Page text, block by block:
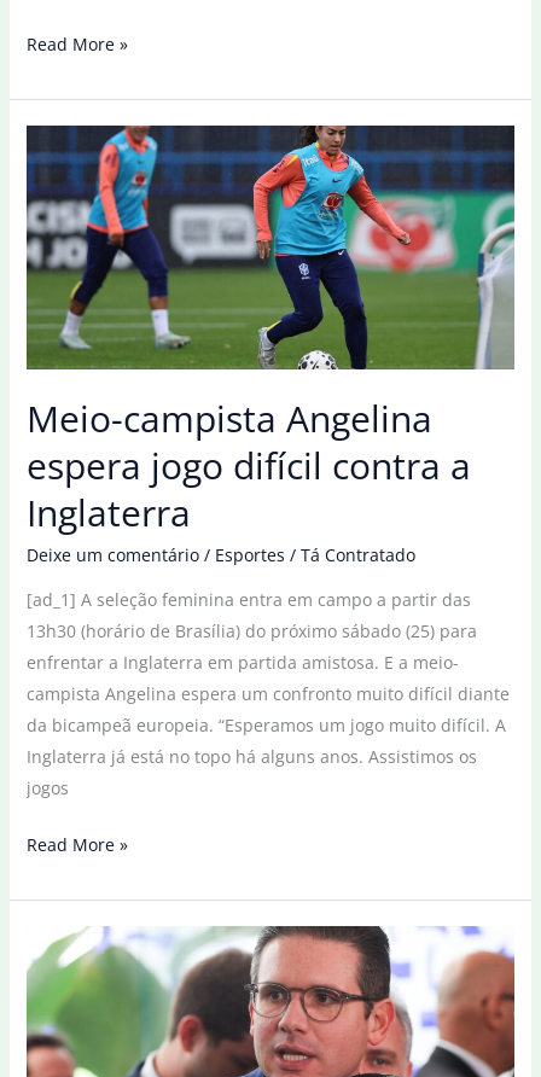
Arthur
espera
em
partida
amistosa
com
Inglaterra
Read More »
Meio-campista Angelina
espera jogo difícil contra a
Inglaterra
Deixe um comentário / Esportes / Tá Contratado
[ad_1] A seleção feminina entra em campo a partir das
13h30 (horário de Brasília) do próximo sábado (25) para
enfrentar a Inglaterra em partida amistosa. E a meio-
campista Angelina espera um confronto muito difícil diante
da bicampeã europeia. “Esperamos um jogo muito difícil. A
Inglaterra já está no topo há alguns anos. Assistimos os
jogos
Meio-
Angelina
espera
jogo
difícil
contra
a
Read More »